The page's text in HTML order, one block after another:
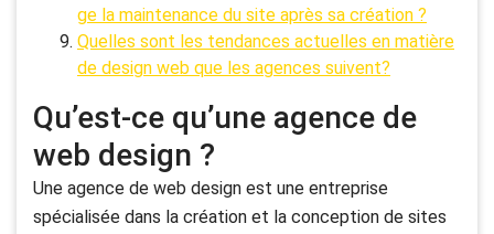
ge la maintenance du site après sa création ?
Quelles sont les tendances actuelles en matière
de design web que les agences suivent?
Qu’est-ce qu’une agence de
web design ?
Une agence de web design est une entreprise
spécialisée dans la création et la conception de sites